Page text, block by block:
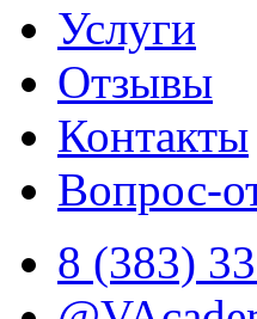
Услуги
Отзывы
Контакты
Вопрос-
8 (383)